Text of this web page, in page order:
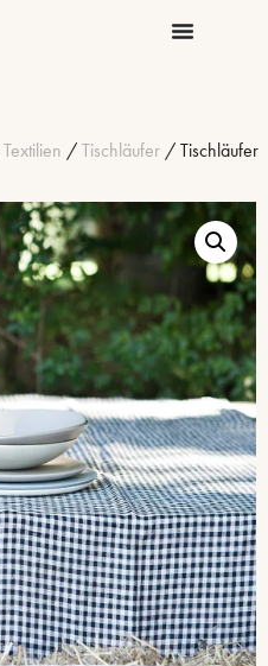
Textilien /Tischläufer / Tischläufer